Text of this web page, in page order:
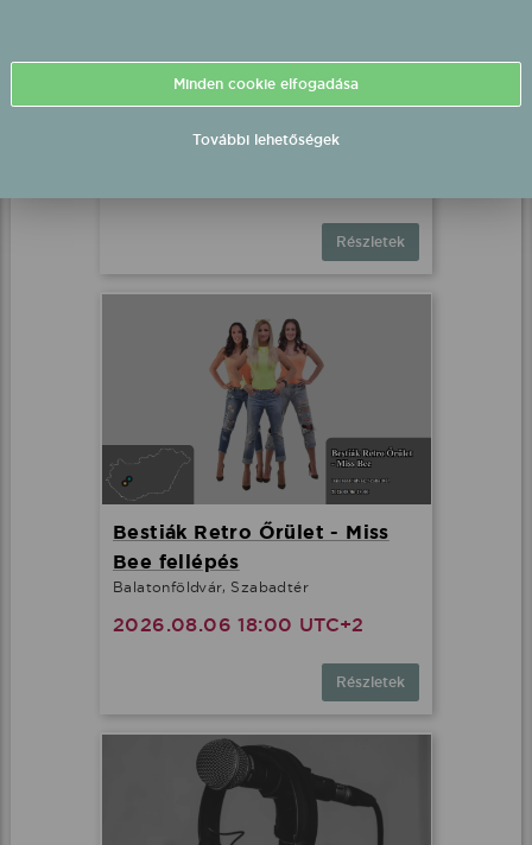
Sé, Szabadtér
Részletek
Bestiák Retro Őrület - Miss
Bee fellépés
Balatonföldvár, Szabadtér
2026.08.06 18:00 UTC+2
Részletek
Minden cookie elfogadása
További lehetőségek